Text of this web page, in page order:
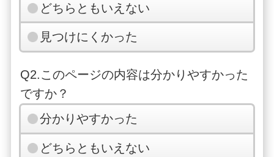
どちらともいえない
見つけにくかった
Q2.このページの内容は分かりやすかった
ですか？
分かりやすかった
どちらともいえない